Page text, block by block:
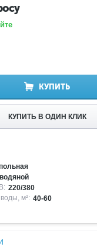
КУПИТЬ
КУПИТЬ В ОДИН КЛИК
водяной
220/380
м²: 40-60